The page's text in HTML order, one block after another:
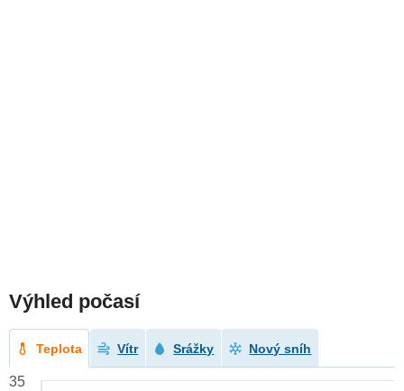
Výhled počasí
Teplota Vítr Srážky Nový sníh
35